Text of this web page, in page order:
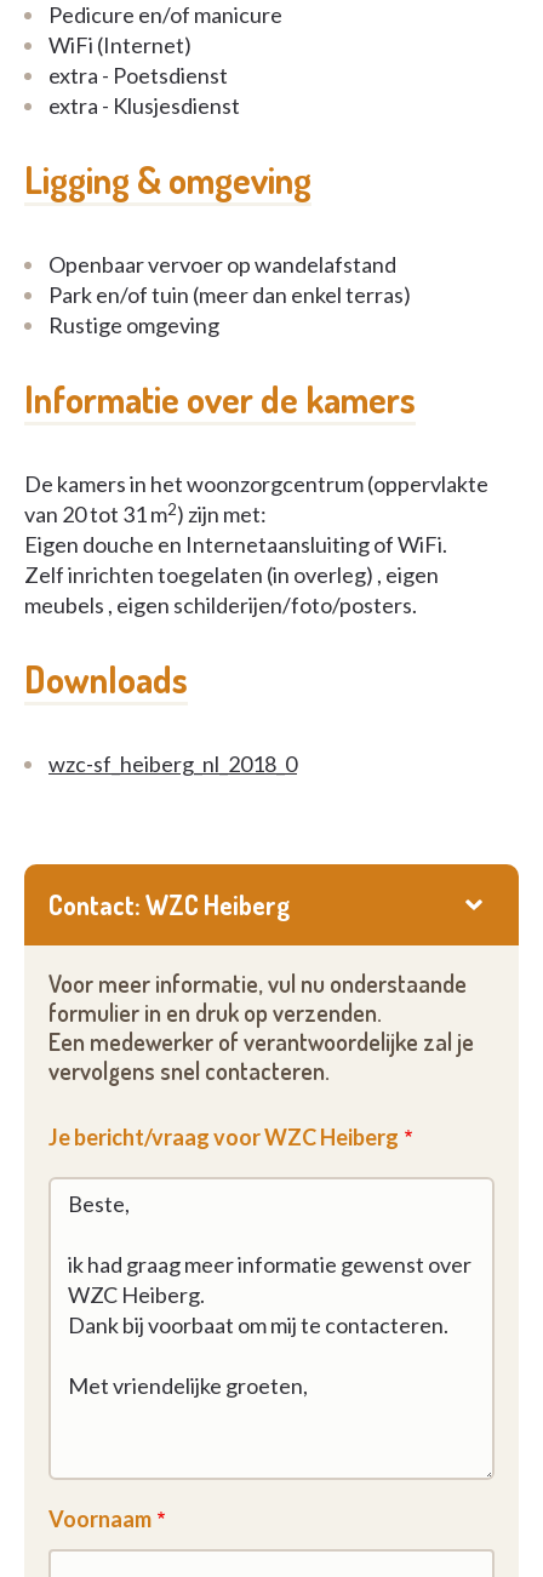
Pedicure en/of manicure
WiFi (Internet)
extra - Poetsdienst
extra - Klusjesdienst
Ligging & omgeving
Openbaar vervoer op wandelafstand
Park en/of tuin (meer dan enkel terras)
Rustige omgeving
Informatie over de kamers
De kamers in het woonzorgcentrum (oppervlakte
van 20 tot 31 m2) zijn met:
Eigen douche en Internetaansluiting of WiFi.
Zelf inrichten toegelaten (in overleg) , eigen
meubels , eigen schilderijen/foto/posters.
Downloads
wzc-sf_heiberg_nl_2018_0
Contact: WZC Heiberg
Voor meer informatie, vul nu onderstaande
formulier in en druk op verzenden.
Een medewerker of verantwoordelijke zal je
vervolgens snel contacteren.
Je bericht/vraag voor WZC Heiberg
Voornaam